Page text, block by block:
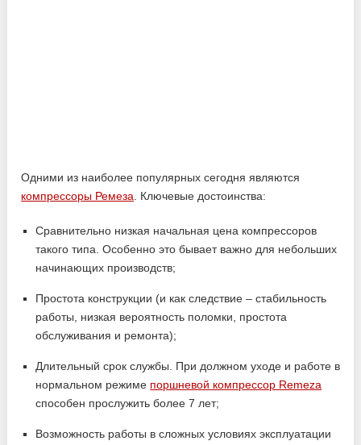
Одними из наиболее популярных сегодня являются
компрессоры Ремеза. Ключевые достоинства:
Сравнительно низкая начальная цена компрессоров
такого типа. Особенно это бывает важно для небольших
начинающих производств;
Простота конструкции (и как следствие – стабильность
работы, низкая вероятность поломки, простота
обслуживания и ремонта);
Длительный срок службы. При должном уходе и работе в
нормальном режиме поршневой компрессор Remeza
способен прослужить более 7 лет;
Возможность работы в сложных условиях эксплуатации